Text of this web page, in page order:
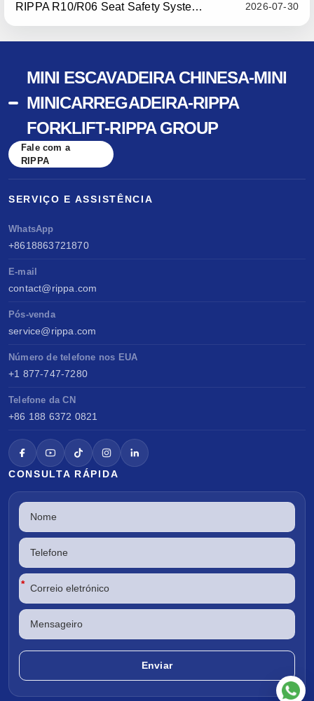
2026-07-30
RIPPA R10/R06 Seat Safety System Upgrade — Effective July 22, 2026
MINI ESCAVADEIRA CHINESA-MINI
MINICARREGADEIRA-RIPPA
FORKLIFT-RIPPA GROUP
Fale com a
RIPPA
SERVIÇO E ASSISTÊNCIA
WhatsApp
+8618863721870
E-mail
contact@rippa.com
Pós-venda
service@rippa.com
Número de telefone nos EUA
+1 877-747-7280
Telefone da CN
+86 188 6372 0821
CONSULTA RÁPIDA
*